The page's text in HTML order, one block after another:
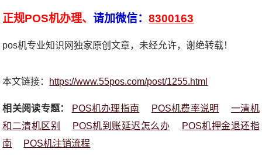
正规POS机办理、请加微信：8300163
pos机专业知识网独家原创文章，未经允许，谢绝转载！
本文链接： https://www.55pos.com/post/1255.html
相关阅读专题： POS机办理指南 POS机费率说明
一清机
和二清机区别
POS机到账延迟怎么办
POS机押金退还指
南
POS机注销流程